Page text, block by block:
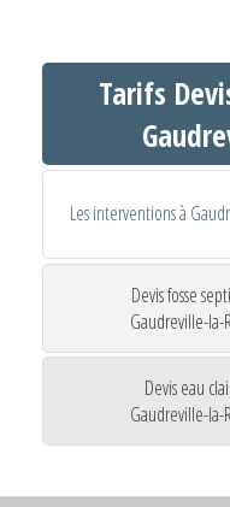
Tarifs
Les interventions à
Devis fosse
Gaudreville-la-
Devis eau
Gaudreville-la-